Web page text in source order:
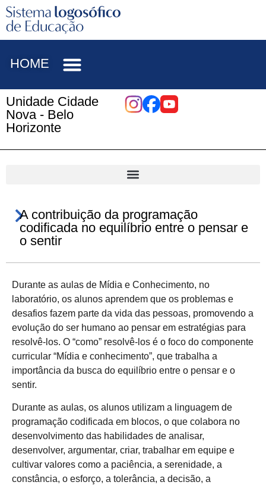
HOME
Unidade Cidade
Nova - Belo
Horizonte
A contribuição da programação
codificada no equilíbrio entre o pensar e
o sentir
Durante as aulas de Mídia e Conhecimento, no
laboratório, os alunos aprendem que os problemas e
desafios fazem parte da vida das pessoas, promovendo a
evolução do ser humano ao pensar em estratégias para
resolvê-los. O “como” resolvê-los é o foco do componente
curricular “Mídia e conhecimento”, que trabalha a
importância da busca do equilíbrio entre o pensar e o
sentir.
Durante as aulas, os alunos utilizam a linguagem de
programação codificada em blocos, o que colabora no
desenvolvimento das habilidades de analisar,
desenvolver, argumentar, criar, trabalhar em equipe e
cultivar valores como a paciência, a serenidade, a
constância, o esforço, a tolerância, a decisão, a